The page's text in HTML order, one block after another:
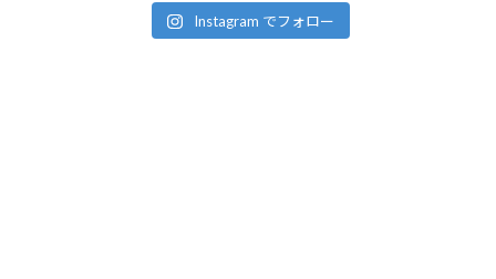
Instagram でフォロー